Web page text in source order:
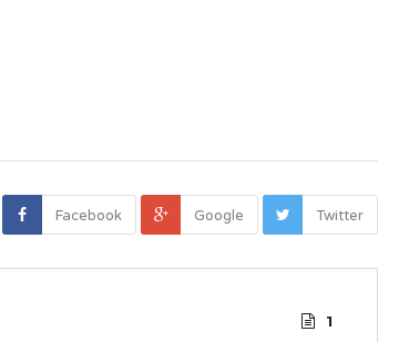
Twitter
Google
Facebook
1